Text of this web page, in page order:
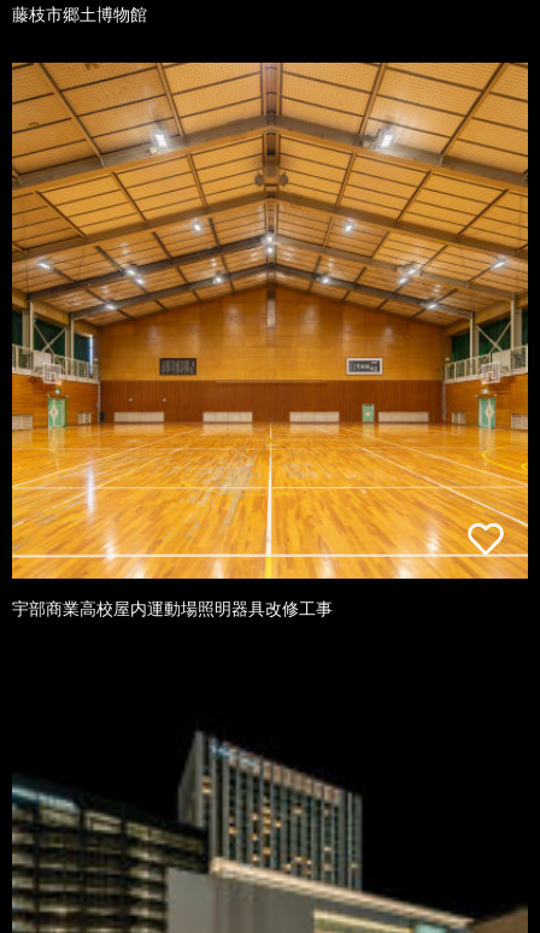
藤枝市郷土博物館
宇部商業高校屋内運動場照明器具改修工事